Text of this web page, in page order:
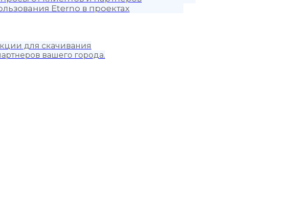
Eterno в проектах
для скачивания
вашего города.